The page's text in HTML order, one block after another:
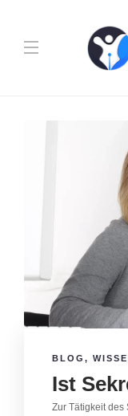
BLOG ,
Ist
Zur Tätigkeit des